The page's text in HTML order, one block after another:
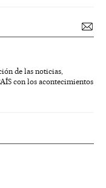
de las noticias,
con los acontecimientos